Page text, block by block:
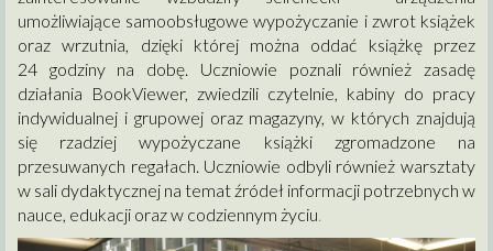
umożliwiające samoobsługowe wypożyczanie i zwrot książek
oraz wrzutnia, dzięki której można oddać książkę przez
24 godziny na dobę. Uczniowie poznali również zasadę
działania BookViewer, zwiedzili czytelnie, kabiny do pracy
indywidualnej i grupowej oraz magazyny, w których znajdują
się rzadziej wypożyczane książki zgromadzone na
przesuwanych regałach. Uczniowie odbyli również warsztaty
w sali dydaktycznej na temat źródeł informacji potrzebnych w
nauce, edukacji oraz w codziennym życiu